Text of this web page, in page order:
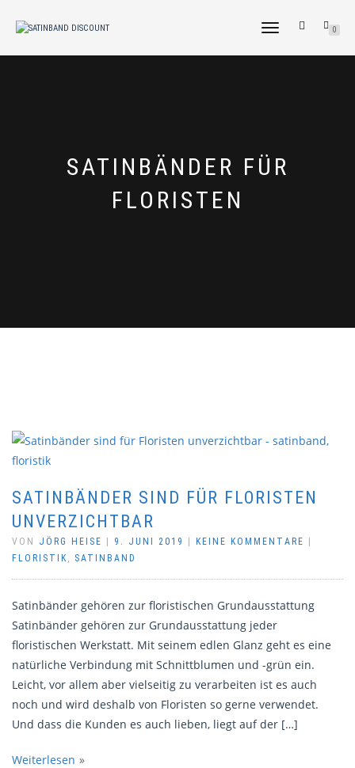
NAVIGATION
0
TAG:
SATINBÄNDER FÜR
FLORISTEN
SATINBÄNDER SIND FÜR FLORISTEN
UNVERZICHTBAR
VON JÖRG HEISE 9. JUNI 2019 KEINE KOMMENTARE
FLORISTIK, SATINBAND
Satinbänder gehören zur floristischen Grundausstattung
Satinbänder gehören zur Grundausstattung jeder
floristischen Werkstatt. Mit seinem edlen Glanz geht es eine
natürliche Verbindung mit Schnittblumen und -grün ein.
Leicht, vor allem aber vielseitig zu verarbeiten ist es auch
noch und wird deshalb von Floristen so gerne verwendet.
Und dass die Kunden es auch lieben, liegt auf der […]
Weiterlesen